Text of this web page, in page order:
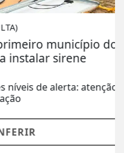
município do
sirene
de alerta: atenção,